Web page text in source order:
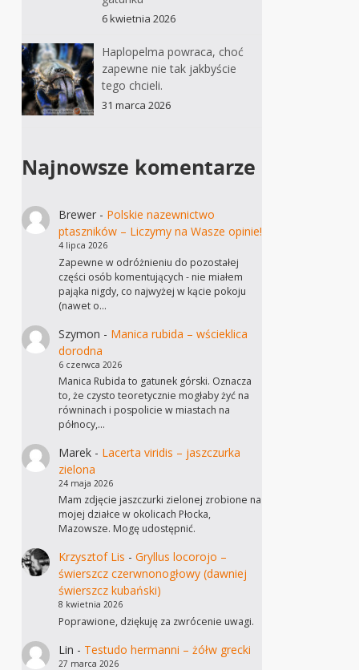
6 kwietnia 2026
Haplopelma powraca, choć
zapewne nie tak jakbyście
tego chcieli.
31 marca 2026
Najnowsze komentarze
Brewer- Polskie nazewnictwo
ptaszników – Liczymy na Wasze opinie!
4 lipca 2026
Zapewne w odróżnieniu do pozostałej
części osób komentujących - nie miałem
pająka nigdy, co najwyżej w kącie pokoju
(nawet o…
Szymon - Manica rubida – wścieklica
dorodna
6 czerwca 2026
Manica Rubida to gatunek górski. Oznacza
to, że czysto teoretycznie mogłaby żyć na
równinach i pospolicie w miastach na
północy,…
Marek- Lacerta viridis – jaszczurka
zielona
24 maja 2026
Mam zdjęcie jaszczurki zielonej zrobione na
mojej działce w okolicach Płocka,
Mazowsze. Mogę udostępnić.
Krzysztof Lis - Gryllus locorojo –
świerszcz czerwnonogłowy (dawniej
świerszcz kubański)
8 kwietnia 2026
Poprawione, dziękuję za zwrócenie uwagi.
Lin - Testudo hermanni – żółw grecki
27 marca 2026